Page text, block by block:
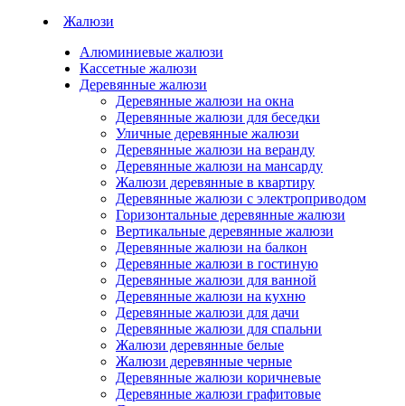
Жалюзи
Алюминиевые жалюзи
Кассетные жалюзи
Деревянные жалюзи
Деревянные жалюзи на окна
Деревянные жалюзи для беседки
Уличные деревянные жалюзи
Деревянные жалюзи на веранду
Деревянные жалюзи на мансарду
Жалюзи деревянные в квартиру
Деревянные жалюзи с электроприводом
Горизонтальные деревянные жалюзи
Вертикальные деревянные жалюзи
Деревянные жалюзи на балкон
Деревянные жалюзи в гостиную
Деревянные жалюзи для ванной
Деревянные жалюзи на кухню
Деревянные жалюзи для дачи
Деревянные жалюзи для спальни
Жалюзи деревянные белые
Жалюзи деревянные черные
Деревянные жалюзи коричневые
Деревянные жалюзи графитовые